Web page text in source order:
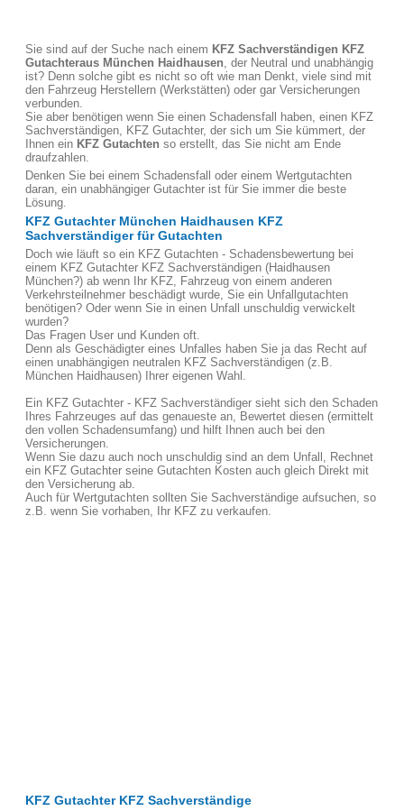
Sie sind auf der Suche nach einem KFZ Sachverständigen KFZ
Gutachteraus München Haidhausen, der Neutral und unabhängig
ist? Denn solche gibt es nicht so oft wie man Denkt, viele sind mit
den Fahrzeug Herstellern (Werkstätten) oder gar Versicherungen
verbunden.
Sie aber benötigen wenn Sie einen Schadensfall haben, einen KFZ
Sachverständigen, KFZ Gutachter, der sich um Sie kümmert, der
Ihnen ein KFZ Gutachten so erstellt, das Sie nicht am Ende
draufzahlen.
Denken Sie bei einem Schadensfall oder einem Wertgutachten
daran, ein unabhängiger Gutachter ist für Sie immer die beste
Lösung.
KFZ Gutachter München Haidhausen KFZ
Sachverständiger für Gutachten
Doch wie läuft so ein KFZ Gutachten - Schadensbewertung bei
einem KFZ Gutachter KFZ Sachverständigen (Haidhausen
München?) ab wenn Ihr KFZ, Fahrzeug von einem anderen
Verkehrsteilnehmer beschädigt wurde, Sie ein Unfallgutachten
benötigen? Oder wenn Sie in einen Unfall unschuldig verwickelt
wurden?
Das Fragen User und Kunden oft.
Denn als Geschädigter eines Unfalles haben Sie ja das Recht auf
einen unabhängigen neutralen KFZ Sachverständigen (z.B.
München Haidhausen) Ihrer eigenen Wahl.
Ein KFZ Gutachter - KFZ Sachverständiger sieht sich den Schaden
Ihres Fahrzeuges auf das genaueste an, Bewertet diesen (ermittelt
den vollen Schadensumfang) und hilft Ihnen auch bei den
Versicherungen.
Wenn Sie dazu auch noch unschuldig sind an dem Unfall, Rechnet
ein KFZ Gutachter seine Gutachten Kosten auch gleich Direkt mit
den Versicherung ab.
Auch für Wertgutachten sollten Sie Sachverständige aufsuchen, so
z.B. wenn Sie vorhaben, Ihr KFZ zu verkaufen.
KFZ Gutachter KFZ Sachverständige